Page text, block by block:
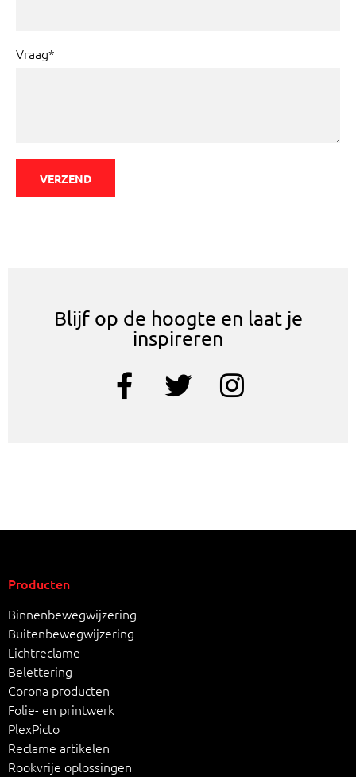
Vraag*
VERZEND
Blijf op de hoogte en laat je
inspireren
Producten
Binnenbewegwijzering
Buitenbewegwijzering
Lichtreclame
Belettering
Corona producten
Folie- en printwerk
PlexPicto
Reclame artikelen
Rookvrije oplossingen